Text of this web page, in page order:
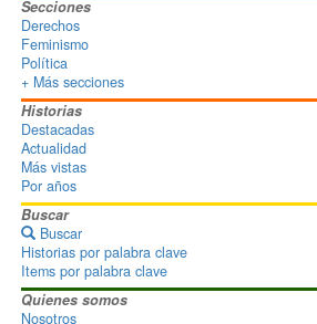
Secciones
Derechos
Feminismo
Política
+ Más secciones
Historias
Destacadas
Actualidad
Más vistas
Por años
Buscar
Buscar
Historias por palabra clave
Items por palabra clave
Quienes somos
Nosotros